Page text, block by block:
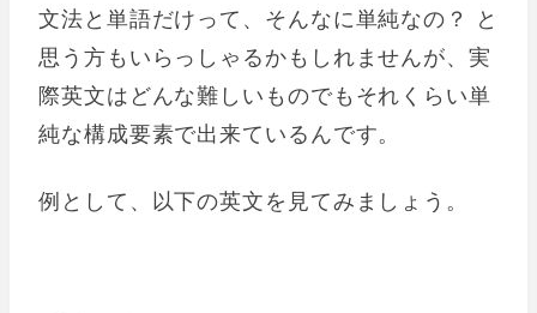
文法と単語だけって、そんなに単純なの？ と
思う方もいらっしゃるかもしれませんが、実
際英文はどんな難しいものでもそれくらい単
純な構成要素で出来ているんです。
例として、以下の英文を見てみましょう。